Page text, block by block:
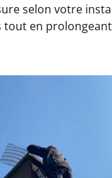
selon votre
en